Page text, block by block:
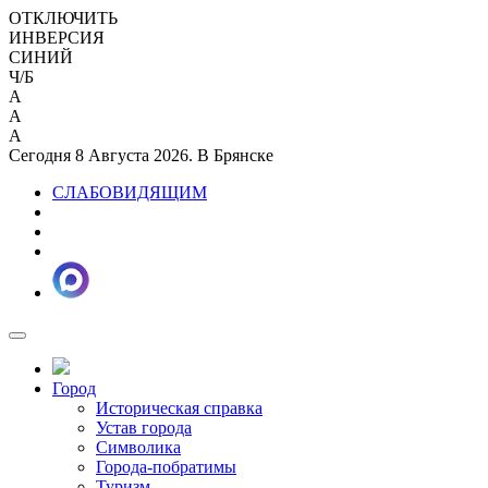
ОТКЛЮЧИТЬ
ИНВЕРСИЯ
СИНИЙ
Ч/Б
A
A
A
Сегодня 8 Августа 2026. В Брянске
СЛАБОВИДЯЩИМ
Город
Историческая справка
Устав города
Символика
Города-побратимы